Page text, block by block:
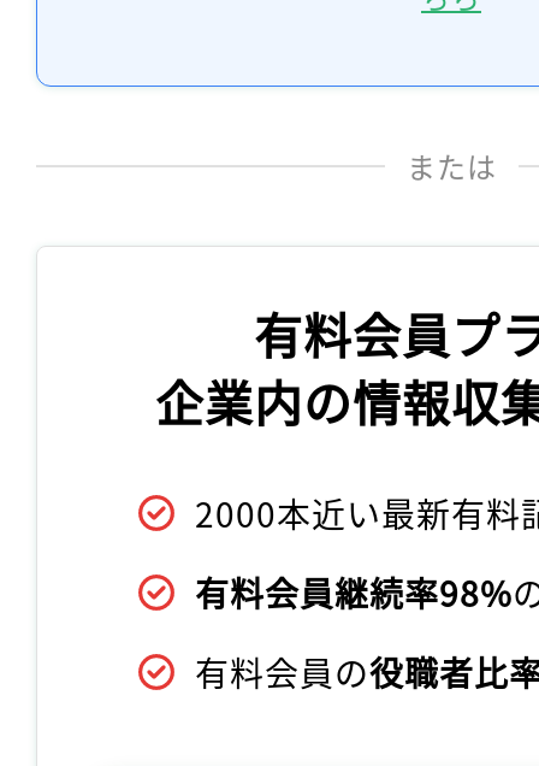
または
有料会員プ
企業内の情報収
2000本近い最新有料
有料会員継続率98%
有料会員の役職者比